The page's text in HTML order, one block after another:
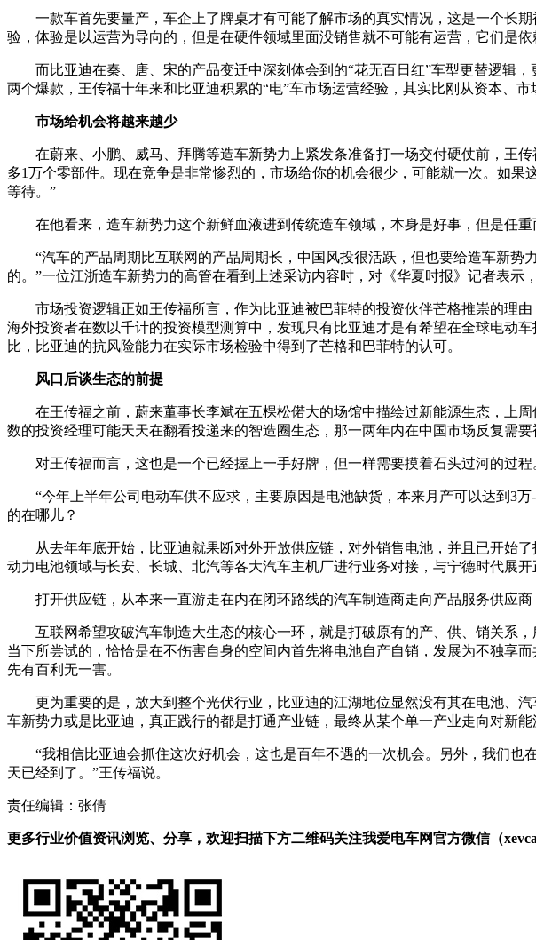
一款车首先要量产，车企上了牌桌才有可能了解市场的真实情况，这是一个长
验，体验是以运营为导向的，但是在硬件领域里面没销售就不可能有运营，它们是
而比亚迪在秦、唐、宋的产品变迁中深刻体会到的“花无百日红”车型更替逻辑
两个爆款，王传福十年来和比亚迪积累的“电”车市场运营经验，其实比刚从资本、
市场给机会将越来越少
在蔚来、小鹏、威马、拜腾等造车新势力上紧发条准备打一场交付硬仗前，王
多1万个零部件。现在竞争是非常惨烈的，市场给你的机会很少，可能就一次。如
等待。”
在他看来，造车新势力这个新鲜血液进到传统造车领域，本身是好事，但是任
“汽车的产品周期比互联网的产品周期长，中国风投很活跃，但也要给造车新
的。”一位江浙造车新势力的高管在看到上述采访内容时，对《华夏时报》记者表示
市场投资逻辑正如王传福所言，作为比亚迪被巴菲特的投资伙伴芒格推崇的理
海外投资者在数以千计的投资模型测算中，发现只有比亚迪才是有希望在全球电动
比，比亚迪的抗风险能力在实际市场检验中得到了芒格和巴菲特的认可。
风口后谈生态的前提
在王传福之前，蔚来董事长李斌在五棵松偌大的场馆中描绘过新能源生态，上
数的投资经理可能天天在翻看投递来的智造圈生态，那一两年内在中国市场反复需
对王传福而言，这也是一个已经握上一手好牌，但一样需要摸着石头过河的过程
“今年上半年公司电动车供不应求，主要原因是电池缺货，本来月产可以达到3
的在哪儿？
从去年年底开始，比亚迪就果断对外开放供应链，对外销售电池，并且已开始
动力电池领域与长安、长城、北汽等各大汽车主机厂进行业务对接，与宁德时代展开
打开供应链，从本来一直游走在内在闭环路线的汽车制造商走向产品服务供应
互联网希望攻破汽车制造大生态的核心一环，就是打破原有的产、供、销关系
当下所尝试的，恰恰是在不伤害自身的空间内首先将电池自产自销，发展为不独享
先有百利无一害。
更为重要的是，放大到整个光伏行业，比亚迪的江湖地位显然没有其在电池、
车新势力或是比亚迪，真正践行的都是打通产业链，最终从某个单一产业走向对新能
“我相信比亚迪会抓住这次好机会，这也是百年不遇的一次机会。另外，我们
天已经到了。”王传福说。
责任编辑：张倩
更多行业价值资讯浏览、分享，欢迎扫描下方二维码关注我爱电车网官方微信（